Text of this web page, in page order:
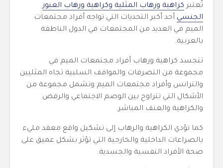
تُعتبر كراهية ورهاب المثلية وكراهية ورهاب العبور
الجنسي أحد أكبر التحديات التي تواجه أفراد مجتمعات
الميم في العديد من المجتمعات في الدول الناطقة
بالعربية.
تتجسد كراهية ورهاب أفراد مجتمعات الميم في
مجموعة من التصرفات والمواقف السلبية تجاه المثليين
والترانس وأفراد مجتمعات الميم وتشمل مجموعة من
الأشكال التي تتراوح بين الوصم الاجتماعي والرفض
والكراهية والعنف المباشر.
كما تؤدي الكراهية والرهاب إلى تشكيل واقع معقد مليء
بالصراعات الداخلية والخارجية التي تؤثر بشكل عميق على
صحة الأفراد النفسية والجسدية.